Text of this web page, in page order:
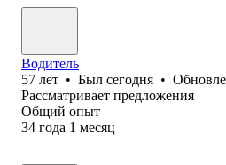
Водитель
57 лет • Был сегодня •
Рассматривает предложения
Общий опыт
34 года 1 месяц